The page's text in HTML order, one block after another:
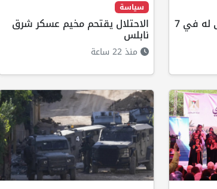
الذهب عند أعلى مستوى له في 7
سياسة
الاحتلال يقتحم مخيم عسكر شرق
نابلس
منذ 22 ساعة